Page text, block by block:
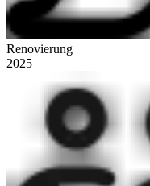
Renovierung
2025